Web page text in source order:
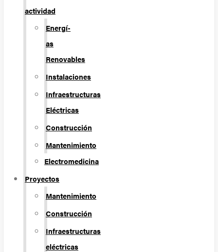
actividad
Energí­
as
Renovables
Instalaciones
Infraestructuras
Eléctricas
Construcción
Mantenimiento
Electromedicina
Proyectos
Mantenimiento
Construcción
Infraestructuras
eléctricas